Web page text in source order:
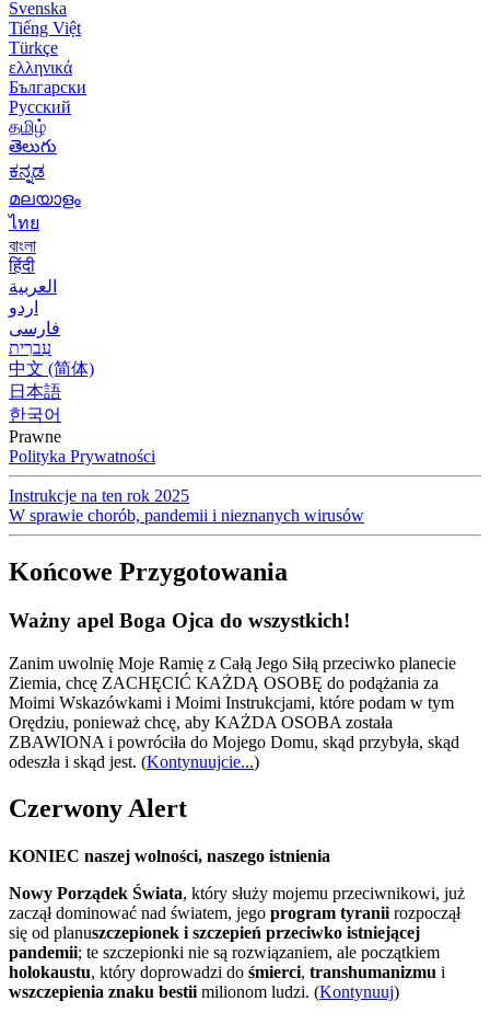
Svenska
Tiếng Việt
Türkçe
ελληνικά
Български
Русский
தமிழ்
తెలుగు
ಕನ್ನಡ
മലയാളം
ไทย
বাংলা
हिंदी
العربية
اردو
فارسی
עִברִית
中文 (简体)
日本語
한국어
Prawne
Polityka Prywatności
Instrukcje na ten rok 2025
W sprawie chorób, pandemii i nieznanych wirusów
Końcowe Przygotowania
Ważny apel Boga Ojca do wszystkich!
Zanim uwolnię Moje Ramię z Całą Jego Siłą przeciwko planecie
Ziemia, chcę ZACHĘCIĆ KAŻDĄ OSOBĘ do podążania za
Moimi Wskazówkami i Moimi Instrukcjami, które podam w tym
Orędziu, ponieważ chcę, aby KAŻDA OSOBA została
ZBAWIONA i powróciła do Mojego Domu, skąd przybyła, skąd
odeszła i skąd jest. (Kontynuujcie...)
Czerwony Alert
KONIEC naszej wolności, naszego istnienia
Nowy Porządek Świata, który służy mojemu przeciwnikowi, już
zaczął dominować nad światem, jego program tyranii rozpoczął
się od planuszczepionek i szczepień przeciwko istniejącej
pandemii; te szczepionki nie są rozwiązaniem, ale początkiem
holokaustu, który doprowadzi do śmierci, transhumanizmu i
wszczepienia znaku bestii milionom ludzi. (Kontynuuj)